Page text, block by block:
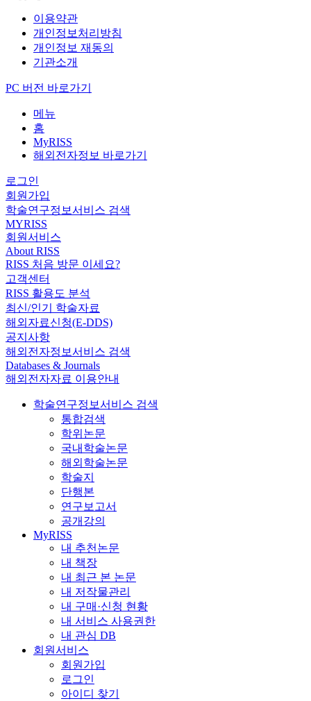
이용약관
개인정보처리방침
개인정보 재동의
기관소개
PC 버전 바로가기
메뉴
홈
MyRISS
해외전자정보 바로가기
로그인
회원가입
학술연구정보서비스 검색
MYRISS
회원서비스
About RISS
RISS 처음 방문 이세요?
고객센터
RISS 활용도 분석
최신/인기 학술자료
해외자료신청(E-DDS)
공지사항
해외전자정보서비스 검색
Databases & Journals
해외전자자료 이용안내
학술연구정보서비스 검색
통합검색
학위논문
국내학술논문
해외학술논문
학술지
단행본
연구보고서
공개강의
MyRISS
내 추천논문
내 책장
내 최근 본 논문
내 저작물관리
내 구매·신청 현황
내 서비스 사용권한
내 관심 DB
회원서비스
회원가입
로그인
아이디 찾기